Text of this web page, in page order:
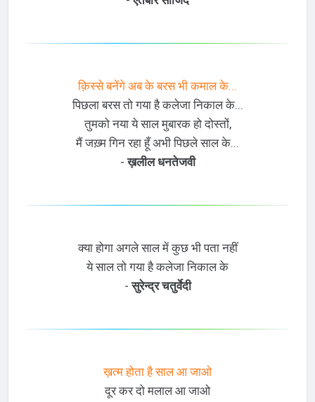
क़िस्से बनेंगे अब के बरस भी कमाल के...
पिछला बरस तो गया है कलेजा निकाल के...
तुमको नया ये साल मुबारक हो दोस्तों,
मैं जख़्म गिन रहा हूँ अभी पिछले साल के...
-ख़लील धनतेजवी
क्या होगा अगले साल में कुछ भी पता नहीं
ये साल तो गया है कलेजा निकाल के
-सुरेन्द्र चतुर्वेदी
ख़त्म होता है साल आ जाओ
दूर कर दो मलाल आ जाओ